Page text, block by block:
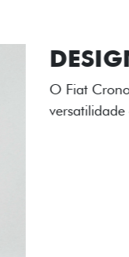
As